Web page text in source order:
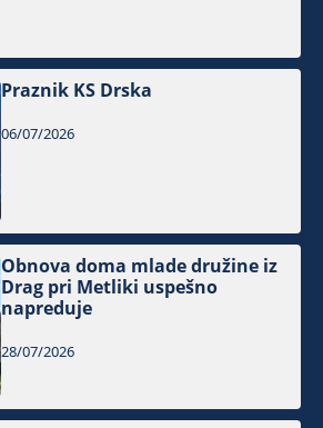
Praznik KS Drska
06/07/2026
Obnova doma mlade družine iz
Drag pri Metliki uspešno
napreduje
28/07/2026